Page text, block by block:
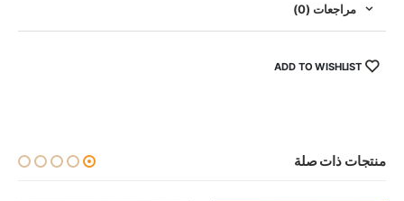
مراجعات (0)
ADD TO WISHLIST
منتجات ذات صلة